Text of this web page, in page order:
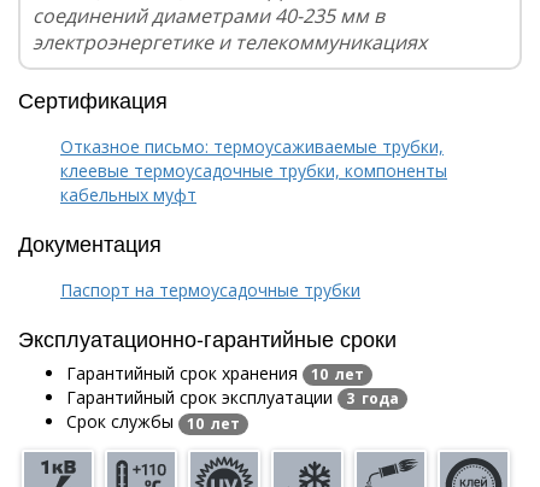
соединений диаметрами 40-235 мм в
электроэнергетике и телекоммуникациях
Сертификация
Отказное письмо: термоусаживаемые трубки,
клеевые термоусадочные трубки, компоненты
кабельных муфт
Документация
Паспорт на термоусадочные трубки
Эксплуатационно-гарантийные сроки
Гарантийный срок хранения 10 лет
Гарантийный срок эксплуатации 3 года
Срок службы 10 лет